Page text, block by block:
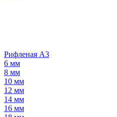
Рифленая А3
6 мм
8 мм
10 мм
12 мм
14 мм
16 мм